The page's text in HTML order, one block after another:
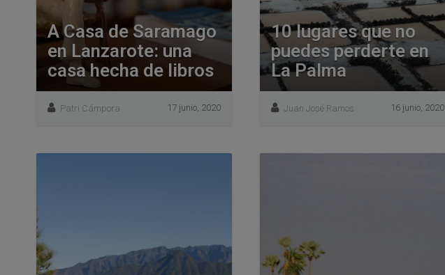
A Casa de Saramago
en Lanzarote: una
casa hecha de libros
Patri Cámpora 17 junio, 2020
10 lugares que no
puedes perderte en
La Palma
Juan José Ramos 16 junio, 2020